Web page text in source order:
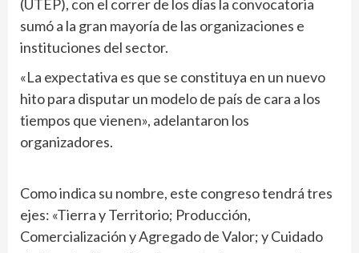
(UTEP), con el correr de los días la convocatoria
sumó a la gran mayoría de las organizaciones e
instituciones del sector.
«La expectativa es que se constituya en un nuevo
hito para disputar un modelo de país de cara a los
tiempos que vienen», adelantaron los
organizadores.
Como indica su nombre, este congreso tendrá tres
ejes: «Tierra y Territorio; Producción,
Comercialización y Agregado de Valor; y Cuidado